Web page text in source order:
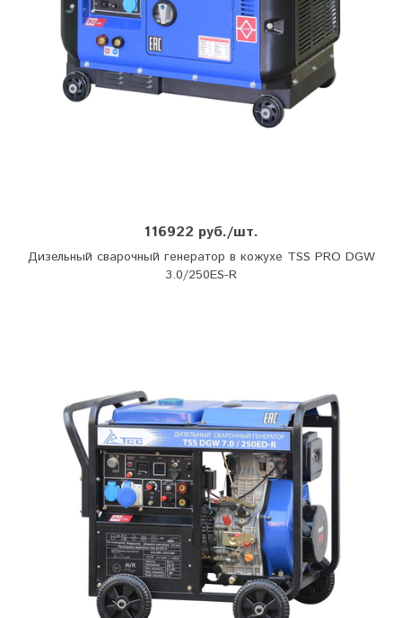
116922 руб./шт.
Дизельный сварочный генератор в кожухе TSS PRO DGW
3.0/250ES-R